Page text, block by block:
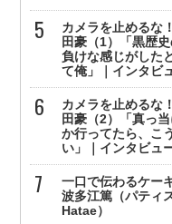
カメラを止めるな
田豪（1）「黒歴
負けな感じがした
て俺」｜インタビ
カメラを止めるな
田豪（2）「真っ
か行ってたら、こ
い」｜インタビュ
一口で伝わるケー
波多江篤（パティ
Hatae）